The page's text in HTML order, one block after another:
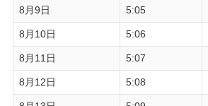
8月9日 5:05
8月10日 5:06
8月11日 5:07
8月12日 5:08